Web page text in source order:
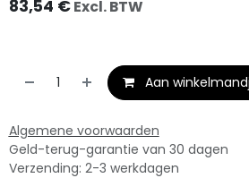
83,54 €Excl. BTW
Aan
Algemene voorwaarden
Geld-terug-garantie van 30 dagen
Verzending: 2-3 werkdagen